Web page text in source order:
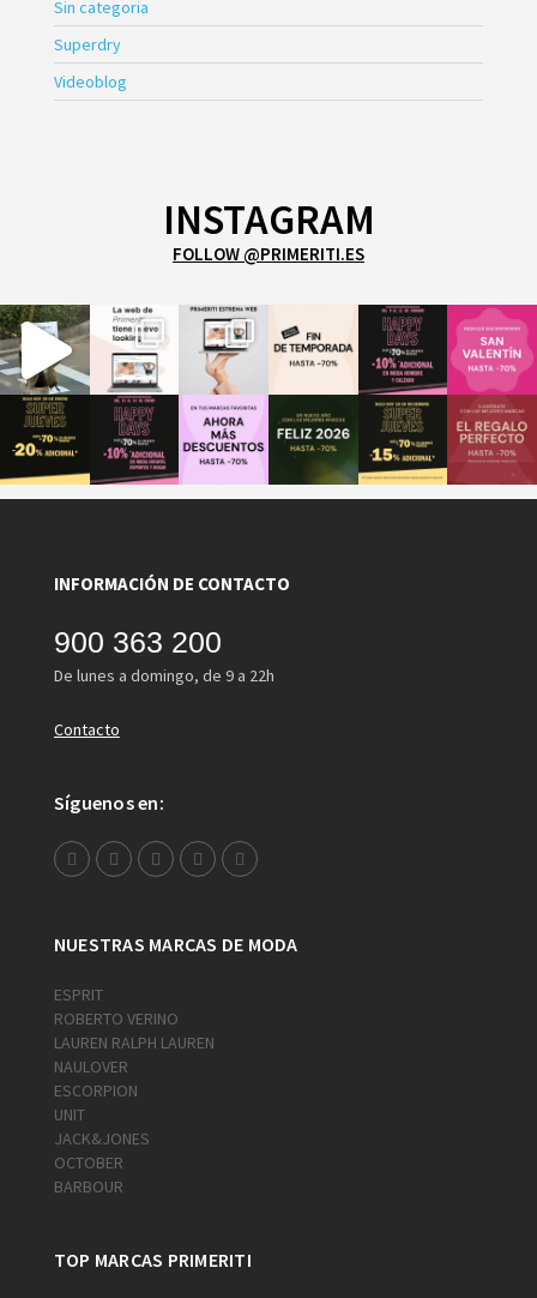
Sin categoria
Superdry
Videoblog
INSTAGRAM
FOLLOW @PRIMERITI.ES
INFORMACIÓN DE CONTACTO
900 363 200
De lunes a domingo, de 9 a 22h
Contacto
Síguenos en:
NUESTRAS MARCAS DE MODA
ESPRIT
ROBERTO VERINO
LAUREN RALPH LAUREN
NAULOVER
ESCORPION
UNIT
JACK&JONES
OCTOBER
BARBOUR
TOP MARCAS PRIMERITI